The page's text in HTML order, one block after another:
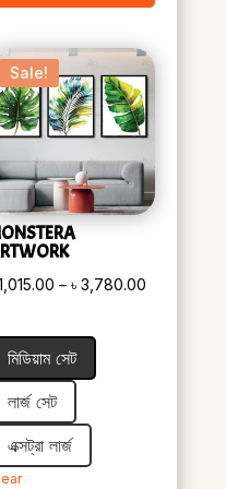
Sale!
– ৳3,780.00
মিডিয়াম সেট
লার্জ সেট
এক্সট্রা লার্জ